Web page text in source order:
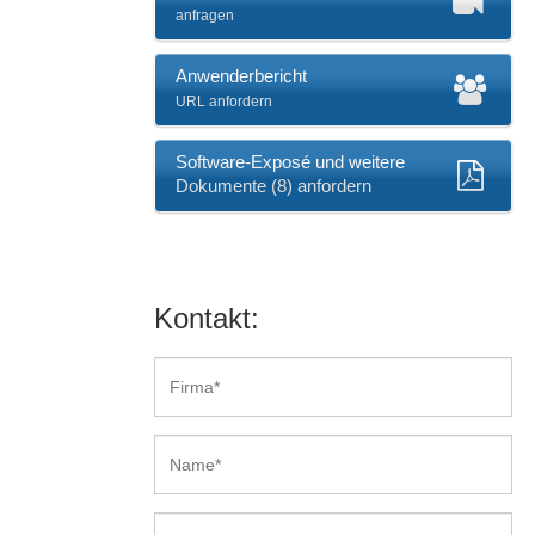
anfragen
Anwenderbericht
URL anfordern
Software-Exposé und weitere
Dokumente (8) anfordern
Kontakt: